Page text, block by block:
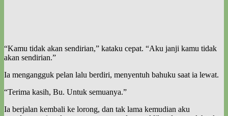
“Kamu tidak akan sendirian,” kataku cepat. “Aku janji kamu tidak
akan sendirian.”
Ia mengangguk pelan lalu berdiri, menyentuh bahuku saat ia lewat.
“Terima kasih, Bu. Untuk semuanya.”
Ia berjalan kembali ke lorong, dan tak lama kemudian aku